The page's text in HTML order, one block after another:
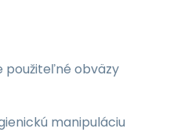
použiteľné obväzy
manipuláciu